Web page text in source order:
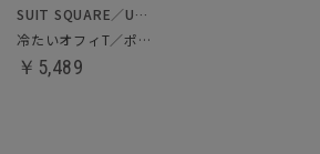
SUIT SQUARE／UNIVERSAL LANGUAGE
冷たいオフィT／ポロシャツ
￥5,489